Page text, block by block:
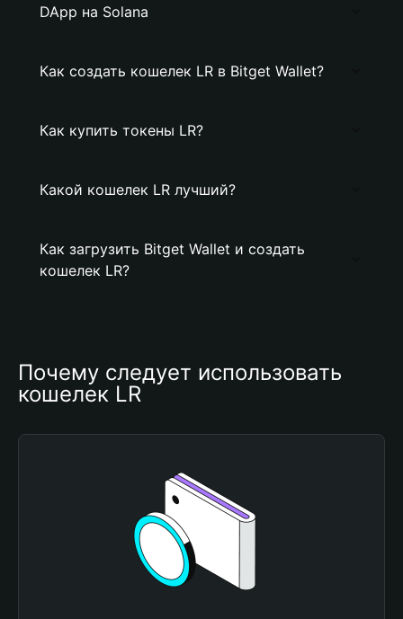
DApp на Solana
Как создать кошелек LR в Bitget Wallet?
Как купить токены LR?
Какой кошелек LR лучший?
Как загрузить Bitget Wallet и создать
кошелек LR?
Почему следует использовать
кошелек LR